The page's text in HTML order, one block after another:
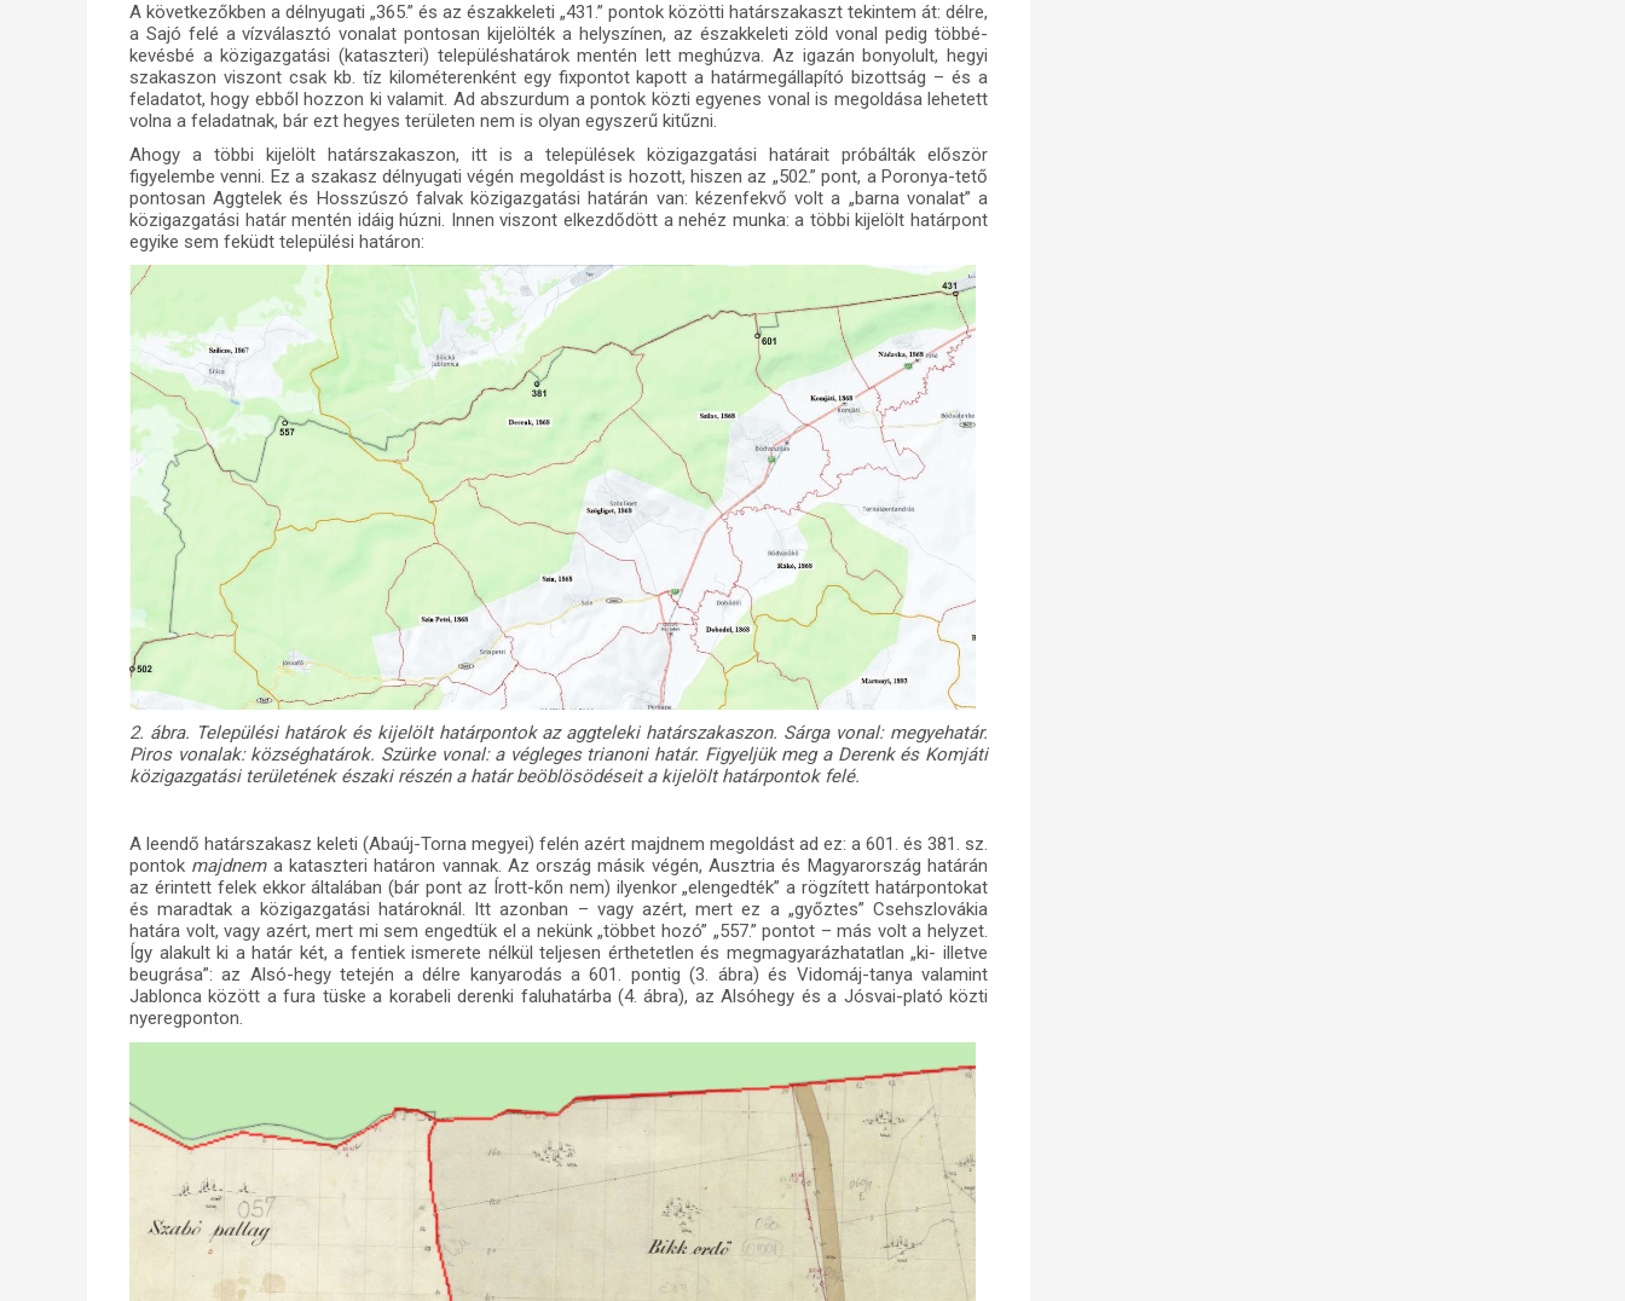
A következőkben a délnyugati „365.” és az északkeleti „431.” pontok közötti határszakaszt tekintem át: délre,
a Sajó felé a vízválasztó vonalat pontosan kijelölték a helyszínen, az északkeleti zöld vonal pedig többé-
kevésbé a közigazgatási (kataszteri) településhatárok mentén lett meghúzva. Az igazán bonyolult, hegyi
szakaszon viszont csak kb. tíz kilométerenként egy fixpontot kapott a határmegállapító bizottság – és a
feladatot, hogy ebből hozzon ki valamit. Ad abszurdum a pontok közti egyenes vonal is megoldása lehetett
volna a feladatnak, bár ezt hegyes területen nem is olyan egyszerű kitűzni.
Ahogy a többi kijelölt határszakaszon, itt is a települések közigazgatási határait próbálták először
figyelembe venni. Ez a szakasz délnyugati végén megoldást is hozott, hiszen az „502.” pont, a Poronya-tető
pontosan Aggtelek és Hosszúszó falvak közigazgatási határán van: kézenfekvő volt a „barna vonalat” a
közigazgatási határ mentén idáig húzni. Innen viszont elkezdődött a nehéz munka: a többi kijelölt határpont
egyike sem feküdt települési határon:
2. ábra. Települési határok és kijelölt határpontok az aggteleki határszakaszon. Sárga vonal: megyehatár.
Piros vonalak: községhatárok. Szürke vonal: a végleges trianoni határ. Figyeljük meg a Derenk és Komjáti
közigazgatási területének északi részén a határ beöblösödéseit a kijelölt határpontok felé.
A leendő határszakasz keleti (Abaúj-Torna megyei) felén azért majdnem megoldást ad ez: a 601. és 381. sz.
pontok majdnema kataszteri határon vannak. Az ország másik végén, Ausztria és Magyarország határán
az érintett felek ekkor általában (bár pont az Írott-kőn nem) ilyenkor „elengedték” a rögzített határpontokat
és maradtak a közigazgatási határoknál. Itt azonban – vagy azért, mert ez a „győztes” Csehszlovákia
határa volt, vagy azért, mert mi sem engedtük el a nekünk „többet hozó” „557.” pontot – más volt a helyzet.
Így alakult ki a határ két, a fentiek ismerete nélkül teljesen érthetetlen és megmagyarázhatatlan „ki- illetve
beugrása”: az Alsó-hegy tetején a délre kanyarodás a 601. pontig (3. ábra) és Vidomáj-tanya valamint
Jablonca között a fura tüske a korabeli derenki faluhatárba (4. ábra), az Alsóhegy és a Jósvai-plató közti
nyeregponton.